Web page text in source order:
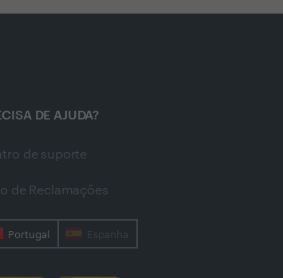
DE AJUDA?
de suporte
de Reclamações
Portugal Espanha